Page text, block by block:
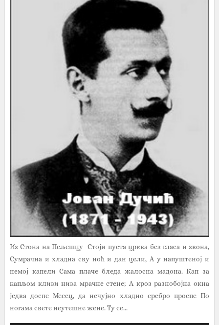
Из Стона на Пељешцу Стоји пуста црква без гласа и звона,
Сумрачна и хладна сву ноћ и дан цели, А у напуштеној и
немој капели Сама плаче бледа жалосна мадона. Кап за
капљом клизи низа мрачне стене; А кроз разнобојна окна
једва доспе Месец, да нечујно хладно сребро проспе По
ногама свете неутешне жене. Ту се...